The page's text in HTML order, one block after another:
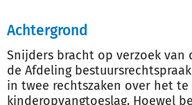
Achtergrond
Snijders bracht op verzoek van
de Afdeling
in twee rechtszaken over het te
kinderopvangtoeslag. Hoewel